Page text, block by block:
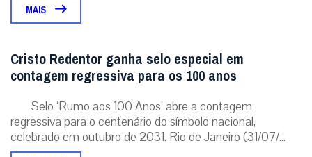
MAIS
Cristo Redentor ganha selo especial em
contagem regressiva para os 100 anos
Selo ‘Rumo aos 100 Anos’ abre a contagem
regressiva para o centenário do símbolo nacional,
celebrado em outubro de 2031. Rio de Janeiro (31/07/...